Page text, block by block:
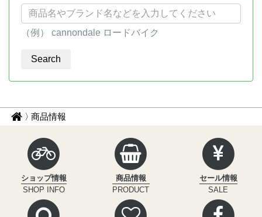
（例） cannondale ロードバイク
パ
ナ
サ
ク
ル
イ
ン
フ
ィ
商品情報
ショップ情報
SHOP INFO
商品情報
PRODUCT
セール情報
SALE